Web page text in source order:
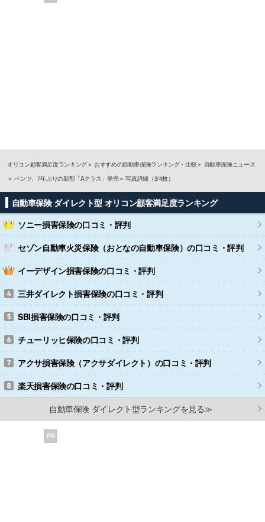
オリコン顧客満足度ランキング おすすめの自動車保険ランキング・比較
自動車保険ニュース
ベンツ、7年ぶりの新型「Aクラス」発売
写真詳細（3/4枚）
自動車保険 ダイレクト型 オリコン顧客満足度ランキング
ソニー損害保険の口コミ・評判
セゾン自動車火災保険（おとなの自動車保険）の口コミ・評判
イーデザイン損害保険の口コミ・評判
三井ダイレクト損害保険の口コミ・評判
SBI損害保険の口コミ・評判
チューリッヒ保険の口コミ・評判
アクサ損害保険（アクサダイレクト） の口コミ・評判
楽天損害保険の口コミ・評判
自動車保険 ダイレクト型ランキングを見る≫
PR